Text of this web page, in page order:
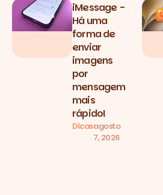
iMessage -
Há uma
forma de
enviar
imagens
por
mensagem
mais
rápido!
Dicasagosto
7, 2026